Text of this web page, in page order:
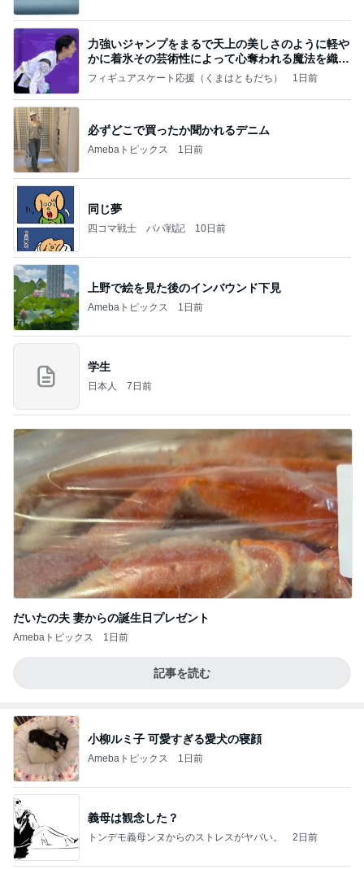
力強いジャンプをまるで天上の美しさのように軽や
かに着氷その芸術性によって心奪われる魔法を織り
なす
フィギュアスケート応援（くまはともだち） 1日前
必ずどこで買ったか聞かれるデニム
Amebaトピックス 1日前
同じ夢
四コマ戦士 パパ戦記 10日前
上野で絵を見た後のインバウンド下見
Amebaトピックス 1日前
学生
日本人 7日前
だいたの夫 妻からの誕生日プレゼント
Amebaトピックス 1日前
記事を読む
小柳ルミ子 可愛すぎる愛犬の寝顔
Amebaトピックス 1日前
義母は観念した？
トンデモ義母ンヌからのストレスがヤバい。 2日前